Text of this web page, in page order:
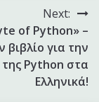
Next:
of Python» –
για την
Python στα
Ελληνικά!